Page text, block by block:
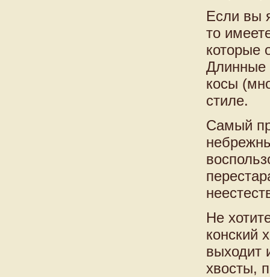
Если вы
то
которые
Длинные
косы
стиле.
Самый
Не
конский
выходит
хвосты,